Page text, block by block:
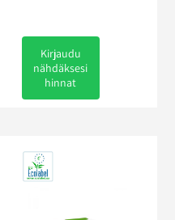
Kirjaudu
nähdäksesi
hinnat